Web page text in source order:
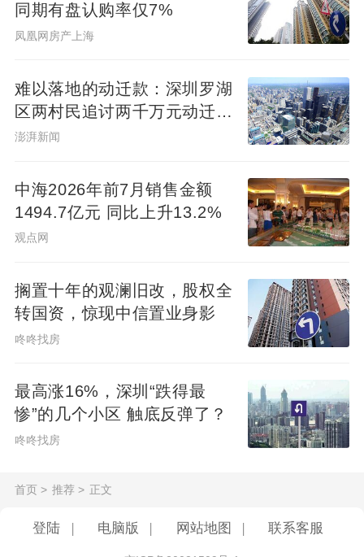
同期有盘认购率仅7%
凤凰网房产上海
难以落地的动迁款：深圳罗湖
区两村民追讨两千万元动迁款
八年未果
澎湃新闻
中海2026年前7月销售金额
1494.7亿元 同比上升13.2%
观点网
搁置十年的观澜旧改，股权全
转国资，惊现中信置业身影
咚咚找房
最高涨16%，深圳“跌得最
惨”的几个小区 触底反弹了？
咚咚找房
首页 > 推荐 > 正文
登陆 电脑版 网站地图 联系客服